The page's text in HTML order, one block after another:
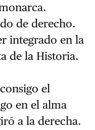
de derecho.
integrado en la
de la Historia.
el
en el alma
a la derecha.